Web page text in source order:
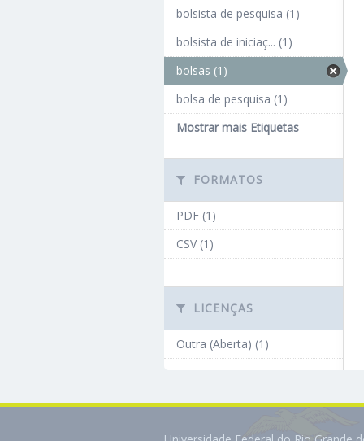
bolsista de pesquisa (1)
bolsista de iniciaç... (1)
bolsas (1)
bolsa de pesquisa (1)
Mostrar mais Etiquetas
FORMATOS
PDF (1)
CSV (1)
LICENÇAS
Outra (Aberta) (1)